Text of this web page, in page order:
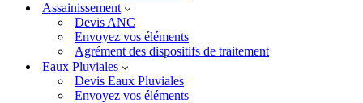
Assainissement
Devis ANC
Envoyez vos éléments
Agrément des dispositifs de traitement
Eaux Pluviales
Devis Eaux Pluviales
Envoyez vos éléments